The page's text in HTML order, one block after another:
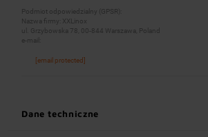
Podmiot odpowiedzialny (GPSR):
Nazwa firmy: XXLinox
ul. Grzybowska 78, 00-844 Warszawa, Poland
e-mail:
[email protected]
Dane techniczne